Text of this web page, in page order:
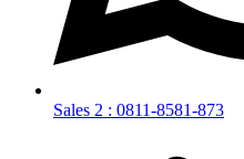
Sales 2 : 0811-8581-873